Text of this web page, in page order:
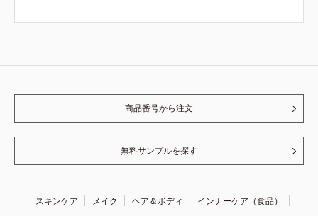
商品番号から注文
無料サンプルを探す
スキンケア メイク ヘア＆ボディ
インナーケア（食品）